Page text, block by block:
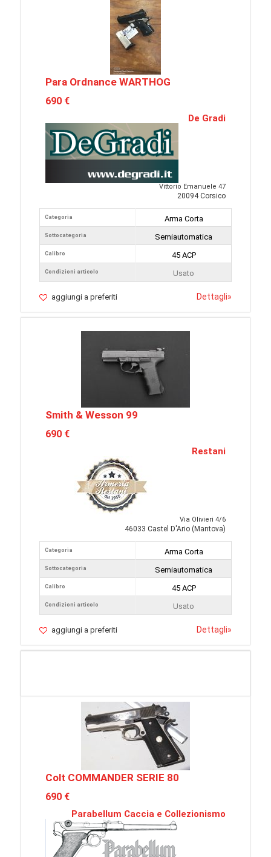
Para Ordnance WARTHOG
690 €
De Gradi
Vittorio Emanuele 47
20094 Corsico
Categoria
Sottocategoria
Calibro
Condizioni articolo
Arma Corta
Semiautomatica
45 ACP
Usato
aggiungi a preferiti Dettagli»
Smith & Wesson 99
690 €
Restani
Via Olivieri 4/6
46033 Castel D'Ario (Mantova)
Categoria
Sottocategoria
Calibro
Condizioni articolo
Arma Corta
Semiautomatica
45 ACP
Usato
aggiungi a preferiti Dettagli»
Colt COMMANDER SERIE 80
690 €
Parabellum Caccia e Collezionismo